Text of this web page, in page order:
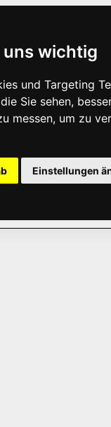
wichtig
und Targeting
Sie sehen,
messen, um zu
Einstellungen